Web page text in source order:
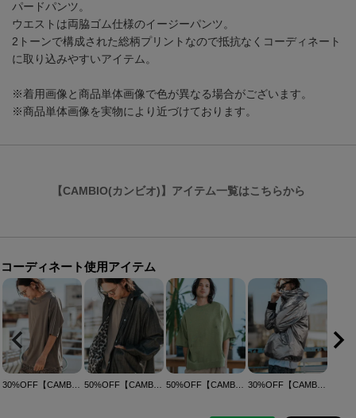
パードパンツ。
ウエストは両脇ゴム仕様のイージーパンツ。
2トーンで構成された総柄プリントなので抵抗なくコーディネート
に取り込みやすいアイテム。
※着用画像と商品単体画像で色が異なる場合がございます。
※商品単体画像を実物により近づけております。
【CAMBIO(カンビオ)】アイテム一覧はこちらから
コーディネート使用アイテム